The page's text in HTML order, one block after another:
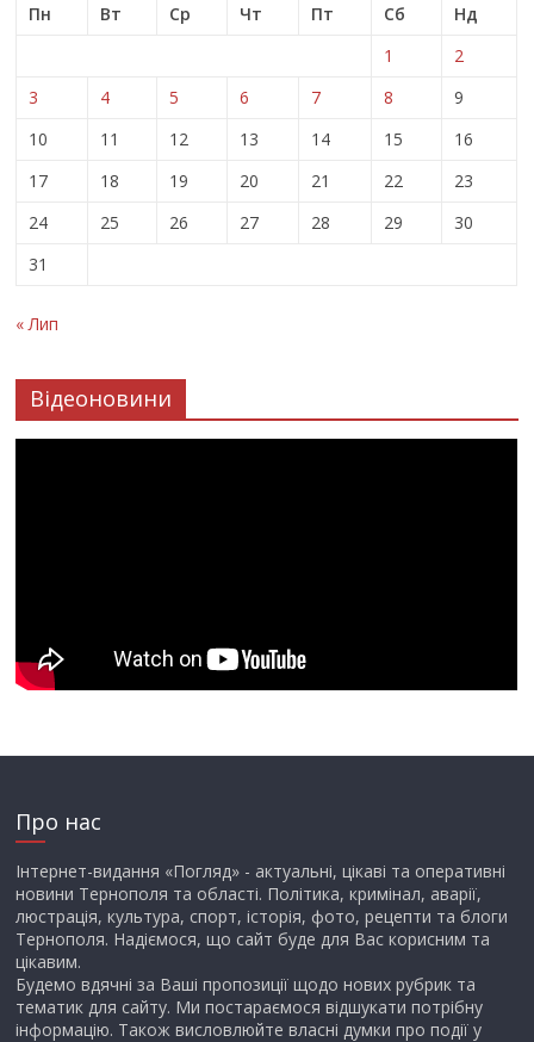
Пн
Вт Ср Чт Пт Сб
Нд
1
2
3
4 5 6 7 8
9
10
11 12 13 14 15
16
17
18 19 20 21 22
23
24
25 26 27 28 29
30
31
« Лип
Відеоновини
Про нас
Інтернет-видання «Погляд» - актуальні, цікаві та оперативні
новини Тернополя та області. Політика, кримінал, аварії,
люстрація, культура, спорт, історія, фото, рецепти та блоги
Тернополя. Надіємося, що сайт буде для Вас корисним та
цікавим.
Будемо вдячні за Ваші пропозиції щодо нових рубрик та
тематик для сайту. Ми постараємося відшукати потрібну
інформацію. Також висловлюйте власні думки про події у